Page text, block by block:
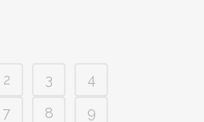
2 3
4
7 8
9